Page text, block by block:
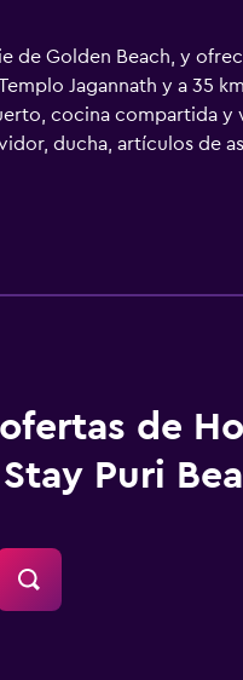
de Golden Beach, y
Jagannath y a 35
cocina compartida y
ducha, artículos de
balcón con vistas a la
internacional Biju
de
Puri